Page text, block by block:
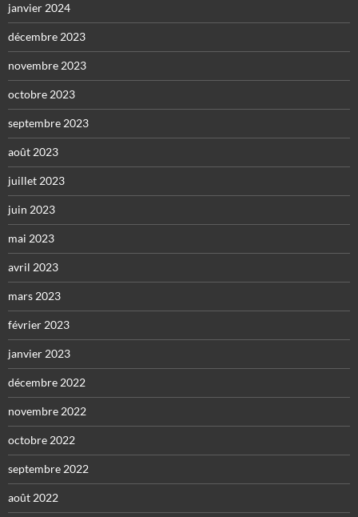
janvier 2024
décembre 2023
novembre 2023
octobre 2023
septembre 2023
août 2023
juillet 2023
juin 2023
mai 2023
avril 2023
mars 2023
février 2023
janvier 2023
décembre 2022
novembre 2022
octobre 2022
septembre 2022
août 2022